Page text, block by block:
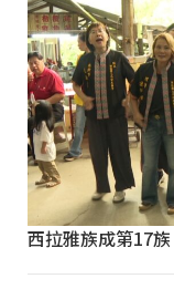
西拉雅族成第17